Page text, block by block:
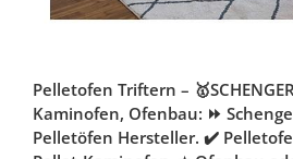
Pelletofen Triftern –
Kaminofen, Ofenbau: ⏩
Pelletöfen Hersteller. ✔️